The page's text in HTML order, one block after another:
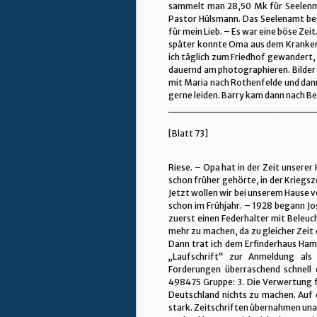
sammelt man 28,50 Mk für
Pastor Hülsmann. Das Seelenamt
für mein Lieb. – Es war eine böse
später konnte Oma aus dem
ich täglich zum Friedhof
dauernd am photographieren.
mit Maria nach Rothenfelde und
gerne leiden. Barry kam dann nach
[Blatt 73]
Riese. – Opa hat in der Zeit
schon früher gehörte, in der
Jetzt wollen wir bei unserem Hause
schon im Frühjahr. – 1928 begann
zuerst einen Federhalter mit
mehr zu machen, da zu gleicher
Dann trat ich dem Erfinderhaus
„Laufschrift“ zur Anmeldung
Forderungen überraschend
498475 Gruppe: 3. Die
Deutschland nichts zu machen.
stark. Zeitschriften übernahmen